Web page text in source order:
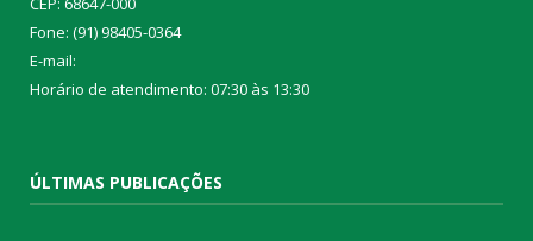
Fone: (91) 98405-0364
E-mail:
Horário de atendimento: 07:30 às 13:30
ÚLTIMAS PUBLICAÇÕES